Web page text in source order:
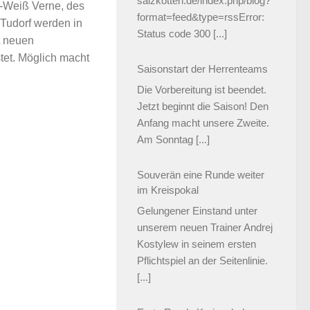
Verne, des
werden in
neuen
Möglich macht
format=feed&type=rssError:
Status code 300 [...]
Saisonstart der Herrenteams
Die Vorbereitung ist beendet.
Jetzt beginnt die Saison! Den
Anfang macht unsere Zweite.
Am Sonntag [...]
Souverän eine Runde weiter
im Kreispokal
Gelungener Einstand unter
unserem neuen Trainer Andrej
Kostylew in seinem ersten
Pflichtspiel an der Seitenlinie.
[...]